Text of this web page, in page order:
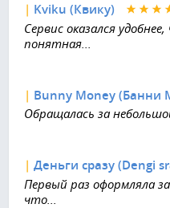
| Kviku (Квику)
Сервис оказался
понятная...
| Bunny Money (Банни
Обращалась за
| Деньги сразу (Dengi
Первый раз оформляла
что...